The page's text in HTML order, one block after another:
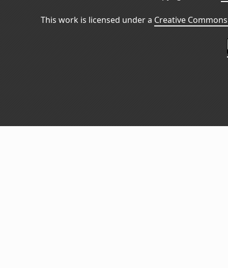
This work is licensed under a Creative